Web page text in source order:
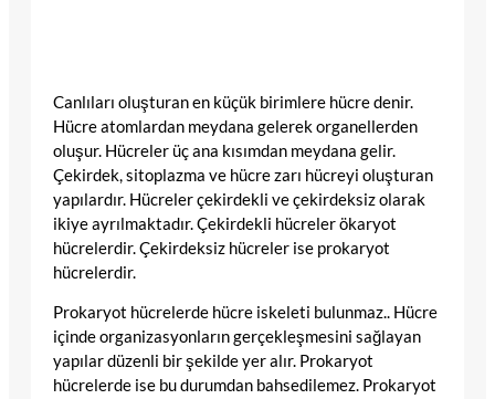
Canlıları oluşturan en küçük birimlere hücre denir.
Hücre atomlardan meydana gelerek organellerden
oluşur. Hücreler üç ana kısımdan meydana gelir.
Çekirdek, sitoplazma ve hücre zarı hücreyi oluşturan
yapılardır. Hücreler çekirdekli ve çekirdeksiz olarak
ikiye ayrılmaktadır. Çekirdekli hücreler ökaryot
hücrelerdir. Çekirdeksiz hücreler ise prokaryot
hücrelerdir.
Prokaryot hücrelerde hücre iskeleti bulunmaz.. Hücre
içinde organizasyonların gerçekleşmesini sağlayan
yapılar düzenli bir şekilde yer alır. Prokaryot
hücrelerde ise bu durumdan bahsedilemez. Prokaryot